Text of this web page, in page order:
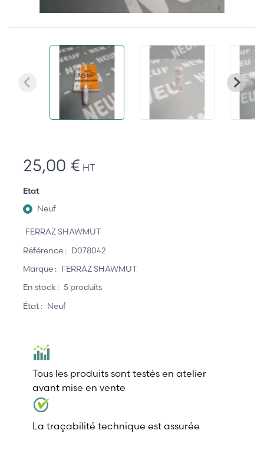
25,00 € HT
Etat
Neuf
FERRAZ SHAWMUT
Référence : D078042
Marque : FERRAZ SHAWMUT
En stock : 5 produits
État : Neuf
Tous les produits sont testés en atelier
avant mise en vente
La traçabilité technique est assurée